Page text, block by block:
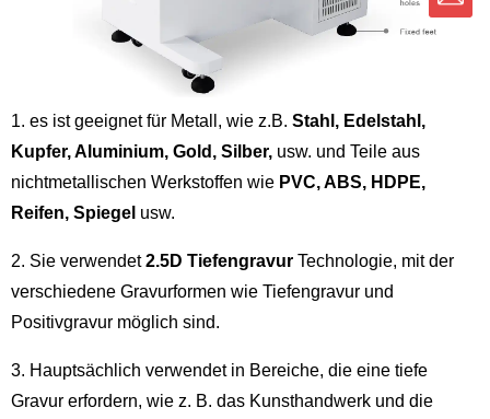
1. es ist geeignet für Metall, wie z.B. Stahl, Edelstahl,
Kupfer, Aluminium, Gold, Silber, usw. und Teile aus
nichtmetallischen Werkstoffen wie PVC, ABS, HDPE,
Reifen, Spiegel usw.
2. Sie verwendet2.5D Tiefengravur Technologie, mit der
verschiedene Gravurformen wie Tiefengravur und
Positivgravur möglich sind.
3. Hauptsächlich verwendet in Bereiche, die eine tiefe
Gravur erfordern, wie z. B. das Kunsthandwerk und die